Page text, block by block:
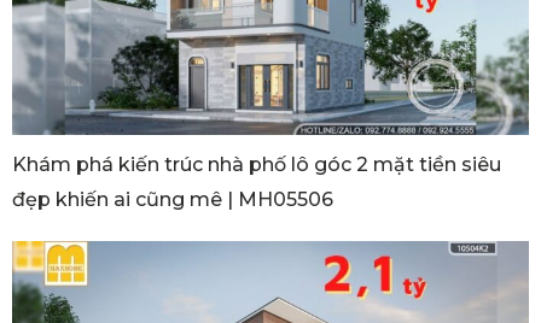
Khám phá kiến trúc nhà phố lô góc 2 mặt tiền siêu
đẹp khiến ai cũng mê | MH05506